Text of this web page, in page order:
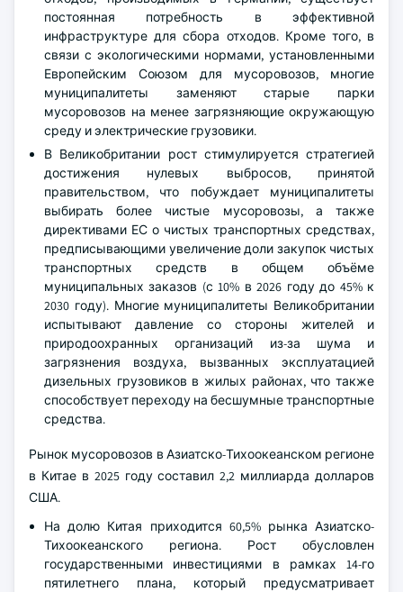
постоянная потребность в эффективной
инфраструктуре для сбора отходов. Кроме того, в
связи с экологическими нормами, установленными
Европейским Союзом для мусоровозов, многие
муниципалитеты заменяют старые парки
мусоровозов на менее загрязняющие окружающую
среду и электрические грузовики.
В Великобритании рост стимулируется стратегией
достижения нулевых выбросов, принятой
правительством, что побуждает муниципалитеты
выбирать более чистые мусоровозы, а также
директивами ЕС о чистых транспортных средствах,
предписывающими увеличение доли закупок чистых
транспортных средств в общем объёме
муниципальных заказов (с 10% в 2026 году до 45% к
2030 году). Многие муниципалитеты Великобритании
испытывают давление со стороны жителей и
природоохранных организаций из-за шума и
загрязнения воздуха, вызванных эксплуатацией
дизельных грузовиков в жилых районах, что также
способствует переходу на бесшумные транспортные
средства.
Рынок мусоровозов в Азиатско-Тихоокеанском регионе
в Китае в 2025 году составил 2,2 миллиарда долларов
США.
На долю Китая приходится 60,5% рынка Азиатско-
Тихоокеанского региона. Рост обусловлен
государственными инвестициями в рамках 14-го
пятилетнего плана, который предусматривает